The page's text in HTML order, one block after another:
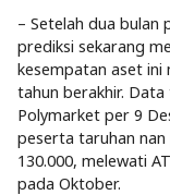
– Setelah dua bulan
prediksi sekarang
kesempatan aset
tahun berakhir.
Polymarket per 9
peserta taruhan nan
130.000, melewati
pada Oktober.